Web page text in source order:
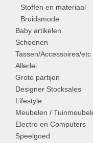
Stoffen en materiaal
Bruidsmode
Baby artikelen
Schoenen
Tassen/Accessoires/etc
Allerlei
Grote partijen
Designer Stocksales
Lifestyle
Meubelen /
Electro en Computers
Speelgoed